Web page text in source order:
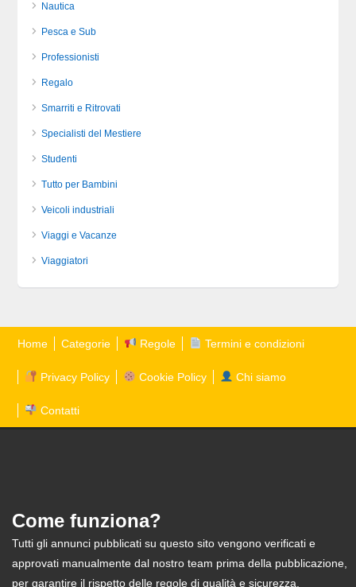
Nautica
Pesca e Sub
Professionisti
Regalo
Smarriti e Ritrovati
Specialisti del Mestiere
Studenti
Tutto per Bambini
Veicoli industriali
Viaggi e Vacanze
Viaggiatori
Home Categorie Regole Termini e condizioni
Privacy Policy Cookie Policy Chi siamo
Contatti
Come funziona?
Tutti gli annunci pubblicati su questo sito vengono verificati e
approvati manualmente dal nostro team prima della pubblicazione,
per garantire il rispetto delle regole di qualità e sicurezza.